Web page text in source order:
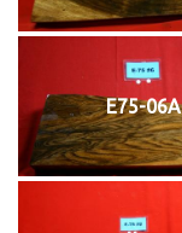
E75-06A